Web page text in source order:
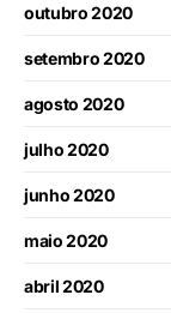
outubro 2020
setembro 2020
agosto 2020
julho 2020
junho 2020
maio 2020
abril 2020